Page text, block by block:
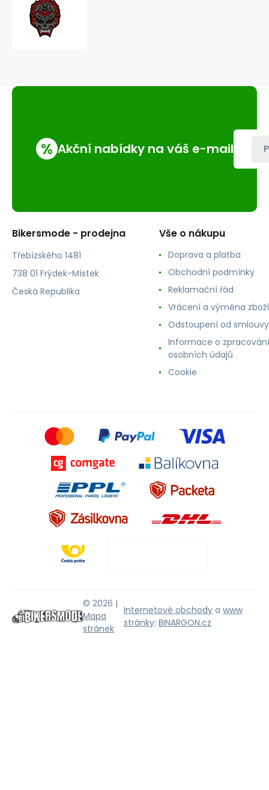
% Akční nabídky na váš e-mail
Bikersmode - prodejna
Třebízského 1481
738 01 Frýdek-Místek
Česká Republika
Vše o nákupu
Doprava a platba
Obchodní podmínky
Reklamační řád
Vrácení a výměna zboží
Odstoupení od smlouvy
Informace o zpracování
osobních údajů
Cookie
© 2026 |
Mapa
stránek
Internetové obchody a www
stránky: BINARGON.cz